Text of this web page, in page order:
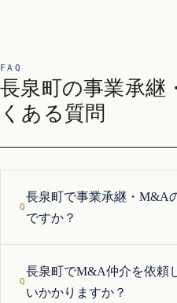
FAQ
長泉町の事業承継
くある質問
長泉町で事業承継・M&A
ですか？
長泉町でM&A仲介を依頼
いかかりますか？